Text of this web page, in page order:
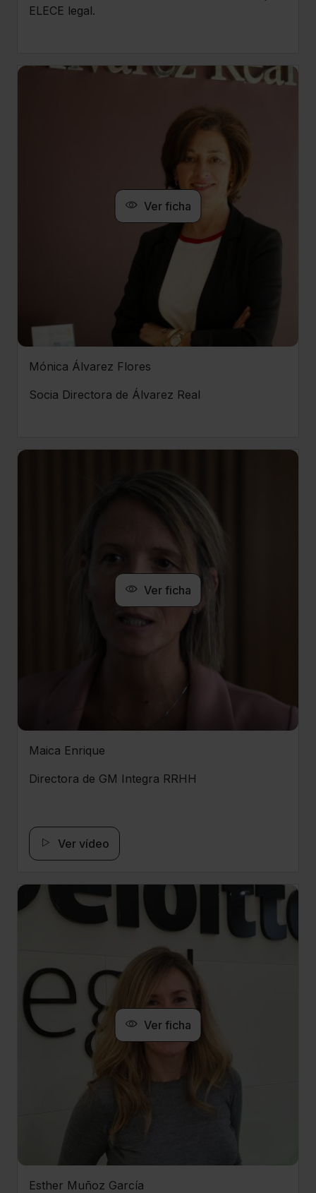
ELECE legal.
Ver ficha
Mónica Álvarez Flores
Socia Directora de Álvarez Real
Ver ficha
Maica Enrique
Directora de GM Integra RRHH
Ver vídeo
Ver ficha
Esther Muñoz García